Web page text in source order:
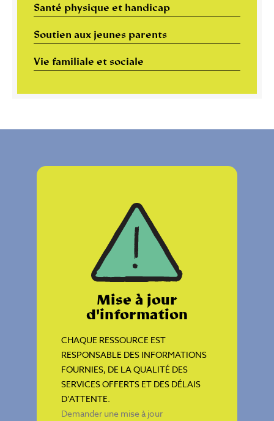
Santé physique et handicap
Soutien aux jeunes parents
Vie familiale et sociale
Mise à jour
d'information
CHAQUE RESSOURCE EST
RESPONSABLE DES INFORMATIONS
FOURNIES, DE LA QUALITÉ DES
SERVICES OFFERTS ET DES DÉLAIS
D’ATTENTE.
Demander une mise à jour